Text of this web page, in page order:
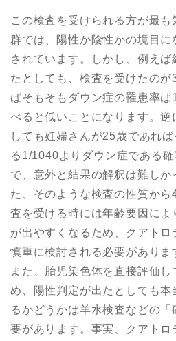
この検査を受けられる方が最
群では、陽性か陰性かの境目
されています。しかし、例え
たとしても、検査を受けたの
ばそもそもダウン症の罹患率
べると低いことになります。
しても妊婦さんが25歳であれ
る1/1040よりダウン症である
で、意外と結果の解釈は難しか
た、そのような検査の性質か
査を受ける時には年齢要因に
が出やすくなるため、クアトロ
慎重に検討される必要がありま
また、胎児染色体を直接評価
め、陽性判定が出たとしても本
るかどうかは羊水検査などの
要があります。事実、クアト